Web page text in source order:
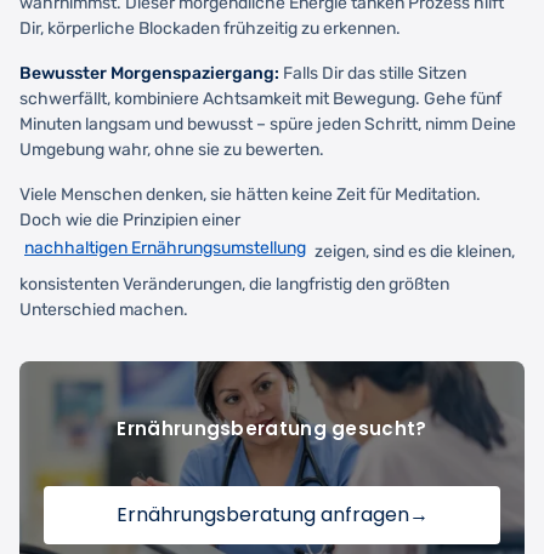
Dir, körperliche Blockaden frühzeitig zu erkennen.
Bewusster Morgenspaziergang: Falls Dir das stille Sitzen
schwerfällt, kombiniere Achtsamkeit mit Bewegung. Gehe fünf
Minuten langsam und bewusst – spüre jeden Schritt, nimm Deine
Umgebung wahr, ohne sie zu bewerten.
Viele Menschen denken, sie hätten keine Zeit für Meditation.
Doch wie die Prinzipien einer
nachhaltigen Ernährungsumstellung zeigen, sind es die kleinen,
konsistenten Veränderungen, die langfristig den größten
Unterschied machen.
Ernährungsberatung gesucht?
Ernährungsberatung anfragen→